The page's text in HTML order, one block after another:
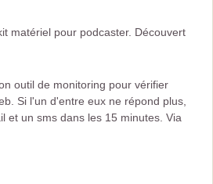
matériel pour podcaster. Découvert
outil de monitoring pour vérifier
Si l'un d'entre eux ne répond plus,
et un sms dans les 15 minutes. Via